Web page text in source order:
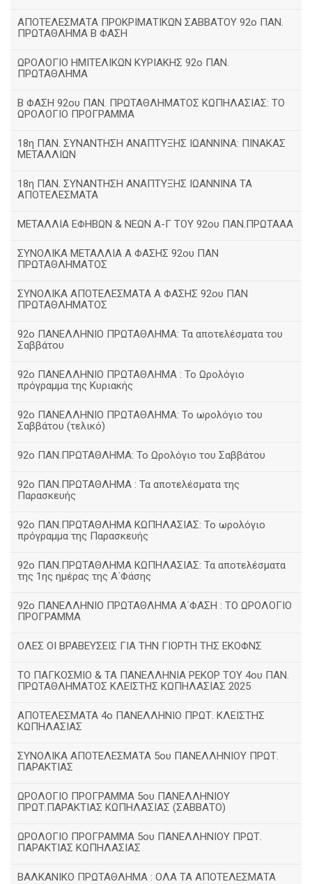
ΑΠΟΤΕΛΕΣΜΑΤΑ ΠΡΟΚΡΙΜΑΤΙΚΩΝ ΣΑΒΒΑΤΟΥ 92o ΠΑΝ.
ΠΡΩΤΑΘΛΗΜΑ Β ΦΑΣΗ
ΩΡΟΛΟΓΙΟ ΗΜΙΤΕΛΙΚΩΝ ΚΥΡΙΑΚΗΣ 92ο ΠΑΝ.
ΠΡΩΤΑΘΛΗΜΑ
Β ΦΑΣΗ 92ου ΠΑΝ. ΠΡΩΤΑΘΛΗΜΑΤΟΣ ΚΩΠΗΛΑΣΙΑΣ: ΤΟ
ΩΡΟΛΟΓΙΟ ΠΡΟΓΡΑΜΜΑ
18η ΠΑΝ. ΣΥΝΑΝΤΗΣΗ ΑΝΑΠΤΥΞΗΣ ΙΩΑΝΝΙΝΑ: ΠΙΝΑΚΑΣ
ΜΕΤΑΛΛΙΩΝ
18η ΠΑΝ. ΣΥΝΑΝΤΗΣΗ ΑΝΑΠΤΥΞΗΣ ΙΩΑΝΝΙΝΑ ΤΑ
ΑΠΟΤΕΛΕΣΜΑΤΑ
ΜΕΤΑΛΛΙΑ ΕΦΗΒΩΝ & ΝΕΩΝ Α-Γ ΤΟΥ 92ου ΠΑΝ.ΠΡΩΤΑΑΑ
ΣΥΝΟΛΙΚΑ ΜΕΤΑΛΛΙΑ Α ΦΑΣΗΣ 92ου ΠΑΝ
ΠΡΩΤΑΘΛΗΜΑΤΟΣ
ΣΥΝΟΛΙΚΑ ΑΠΟΤΕΛΕΣΜΑΤΑ Α ΦΑΣΗΣ 92ου ΠΑΝ
ΠΡΩΤΑΘΛΗΜΑΤΟΣ
92ο ΠΑΝΕΛΛΗΝΙΟ ΠΡΩΤΑΘΛΗΜΑ: Τα αποτελέσματα του
Σαββάτου
92ο ΠΑΝΕΛΛΗΝΙΟ ΠΡΩΤΑΘΛΗΜΑ : Το Ωρολόγιο
πρόγραμμα της Κυριακής
92ο ΠΑΝΕΛΛΗΝΙΟ ΠΡΩΤΑΘΛΗΜΑ: Το ωρολόγιο του
Σαββάτου (τελικό)
92ο ΠΑΝ.ΠΡΩΤΑΘΛΗΜΑ: Το Ωρολόγιο του Σαββάτου
92ο ΠΑΝ.ΠΡΩΤΑΘΛΗΜΑ : Τα αποτελέσματα της
Παρασκευής
92o ΠΑΝ.ΠΡΩΤΑΘΛΗΜΑ ΚΩΠΗΛΑΣΙΑΣ: Το ωρολόγιο
πρόγραμμα της Παρασκευής
92ο ΠΑΝ.ΠΡΩΤΑΘΛΗΜΑ ΚΩΠΗΛΑΣΙΑΣ: Τα αποτελέσματα
της 1ης ημέρας της Α΄Φάσης
92ο ΠΑΝΕΛΛΗΝΙΟ ΠΡΩΤΑΘΛΗΜΑ Α΄ΦΑΣΗ : ΤΟ ΩΡΟΛΟΓΙΟ
ΠΡΟΓΡΑΜΜΑ
ΟΛΕΣ ΟΙ ΒΡΑΒΕΥΣΕΙΣ ΓΙΑ ΤΗΝ ΓΙΟΡΤΗ ΤΗΣ ΕΚΟΦΝΣ
TΟ ΠΑΓΚΟΣΜΙΟ & ΤΑ ΠΑΝΕΛΛΗΝΙΑ ΡΕΚΟΡ ΤΟΥ 4ου ΠΑΝ.
ΠΡΩΤΑΘΛΗΜΑΤΟΣ ΚΛΕΙΣΤΗΣ ΚΩΠΗΛΑΣΙΑΣ 2025
ΑΠΟΤΕΛΕΣΜΑΤΑ 4ο ΠΑΝΕΛΛΗΝΙΟ ΠΡΩΤ. ΚΛΕΙΣΤΗΣ
ΚΩΠΗΛΑΣΙΑΣ
ΣΥΝΟΛΙΚΑ ΑΠΟΤΕΛΕΣΜΑΤΑ 5ου ΠΑΝΕΛΛΗΝΙΟΥ ΠΡΩΤ.
ΠΑΡΑΚΤΙΑΣ
ΩΡΟΛΟΓΙΟ ΠΡΟΓΡΑΜΜΑ 5ου ΠΑΝΕΛΛΗΝΙΟΥ
ΠΡΩΤ.ΠΑΡΑΚΤΙΑΣ ΚΩΠΗΛΑΣΙΑΣ (ΣΑΒΒΑΤΟ)
ΩΡΟΛΟΓΙΟ ΠΡΟΓΡΑΜΜΑ 5ου ΠΑΝΕΛΛΗΝΙΟΥ ΠΡΩΤ.
ΠΑΡΑΚΤΙΑΣ ΚΩΠΗΛΑΣΙΑΣ
ΒΑΛΚΑΝΙΚΟ ΠΡΩΤΑΘΛΗΜΑ : ΟΛΑ ΤΑ ΑΠΟΤΕΛΕΣΜΑΤΑ